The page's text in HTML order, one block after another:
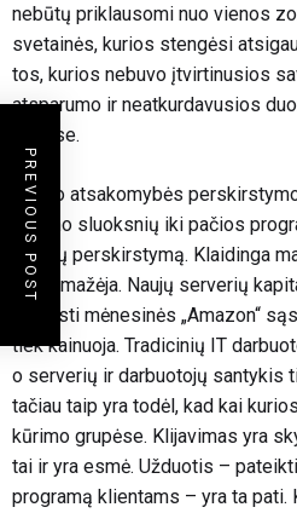
nebūtų priklausomi nuo vienos
svetainės, kurios stengėsi
tos, kurios nebuvo įtvirtinusios
atsparumo ir neatkurdavusios
zonose.
Be šio atsakomybės
kamino sluoksnių iki pačios
išlaidų perskirstymą. Klaidinga
kaina mažėja. Naujų serverių
pakeisti mėnesinės „Amazon“
tiek kainuoja. Tradicinių IT
o serverių ir darbuotojų santykis
tačiau taip yra todėl, kad kai
kūrimo grupėse. Klijavimas yra
tai ir yra esmė. Užduotis –
programą klientams – yra ta pati.
PREVIOUS POST